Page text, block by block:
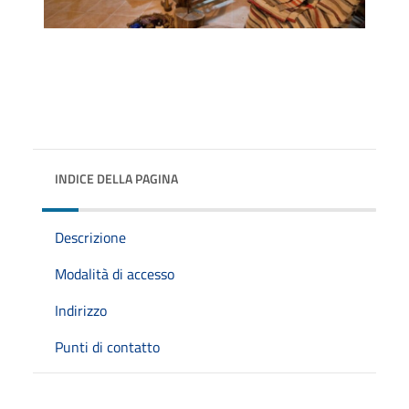
INDICE DELLA PAGINA
Descrizione
Modalità di accesso
Indirizzo
Punti di contatto